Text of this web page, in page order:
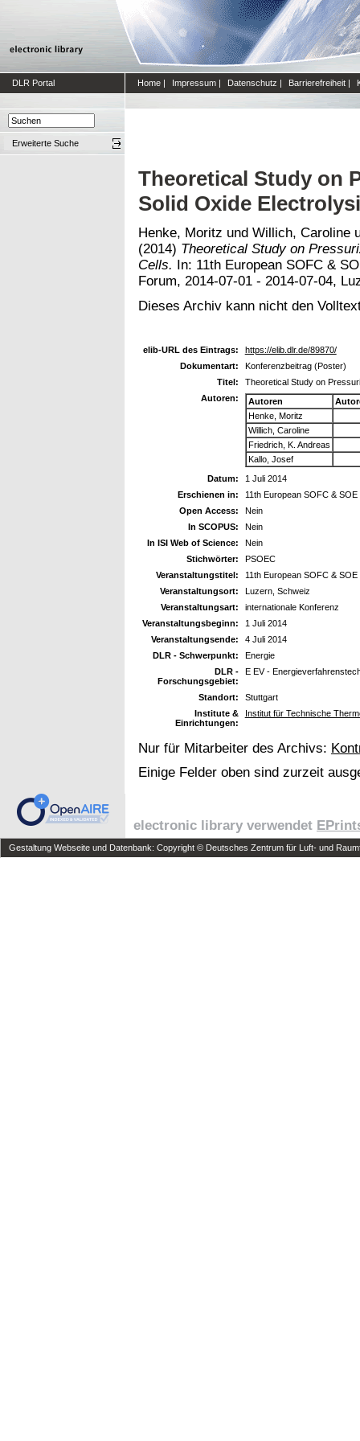
DLR Portal Home | Impressum | Datenschutz | Barrierefreiheit |
Erweiterte Suche
Theoretical Study on
Solid Oxide
Henke, Moritz und Willich, Caroline
(2014) Theoretical Study on
Cells. In: 11th European SOFC &
Forum, 2014-07-01 - 2014-07-04,
Dieses Archiv kann nicht den
elib-URL des Eintrags:
https://elib.dlr.de/89870/
Dokumentart:
Konferenzbeitrag (Poster)
Titel:
Theoretical Study on
Autoren:
Autoren
Henke, Moritz
Willich, Caroline
Friedrich, K. Andreas
Kallo, Josef
Datum:
1 Juli 2014
Erschienen in:
11th European SOFC & SOE
Open Access:
Nein
In SCOPUS:
Nein
In ISI Web of Science:
Nein
Stichwörter:
PSOEC
Veranstaltungstitel:
11th European SOFC & SOE
Veranstaltungsort:
Luzern, Schweiz
Veranstaltungsart:
internationale Konferenz
Veranstaltungsbeginn:
1 Juli 2014
Veranstaltungsende:
4 Juli 2014
DLR - Schwerpunkt:
Energie
DLR -
Forschungsgebiet:
E EV -
Standort:
Stuttgart
Institute &
Einrichtungen:
Institut für Technische
Nur für Mitarbeiter des Archivs:
Einige Felder oben sind zurzeit
electronic library verwendet
Gestaltung Webseite und Datenbank: Copyright © Deutsches Zentrum für Luft- und